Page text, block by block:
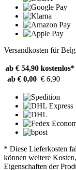
Versandkosten für
ab € 54,90 kostenlos*
ab € 0,00 € 6,90
* Diese Lieferkosten
können weitere
Eigenschaften der